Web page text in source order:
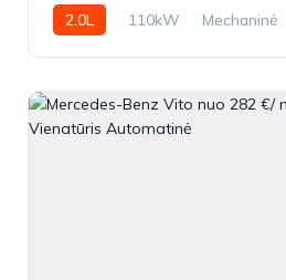
2.0L 110kW Mechaninė